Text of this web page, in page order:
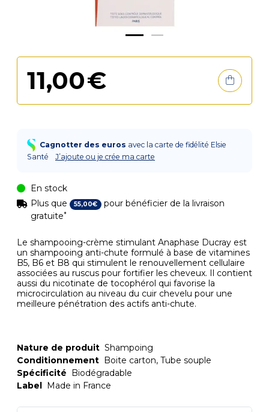
Le shampooing-crème stimulant Anaphase Ducray est
un shampooing anti-chute formulé à base de vitamines
B5, B6 et B8 qui stimulent le renouvellement cellulaire
associées au ruscus pour fortifier les cheveux. Il contient
aussi du nicotinate de tocophérol qui favorise la
microcirculation au niveau du cuir chevelu pour une
meilleure pénétration des actifs anti-chute.
11,00€
Cagnotter des euros avec la carte de fidélité Elsie
Santé
J’ajoute ou je crée ma carte
En stock
Plus que
55,00€ pour bénéficier de la livraison
gratuite*
Nature de produit Shampoing
Conditionnement Boite carton, Tube souple
Spécificité Biodégradable
Label Made in France